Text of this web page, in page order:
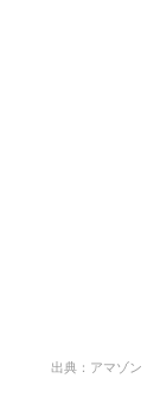
出典：アマゾン